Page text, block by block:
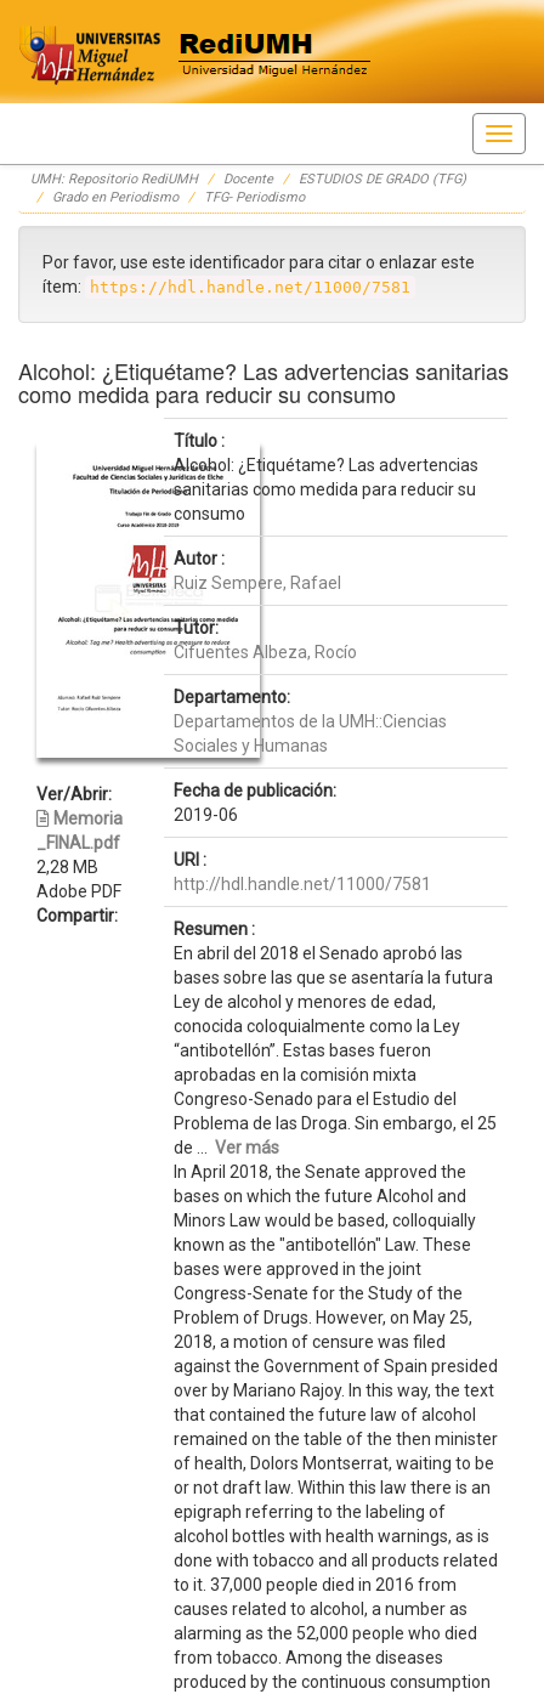
Skip
navigation
UMH: Repositorio RediUMH Docente
ESTUDIOS DE GRADO (TFG)
Grado en Periodismo
TFG- Periodismo
Por favor, use este identificador para citar o enlazar este
ítem:
https://hdl.handle.net/11000/7581
Alcohol: ¿Etiquétame? Las advertencias sanitarias
como medida para reducir su consumo
Ver/Abrir:
Memoria
_FINAL.pdf
2,28 MB
Adobe PDF
Compartir:
Título :
Alcohol: ¿Etiquétame? Las advertencias
sanitarias como medida para reducir su
consumo
Autor :
Ruiz Sempere, Rafael
Tutor:
Cifuentes Albeza, Rocío
Departamento:
Departamentos de la UMH::Ciencias
Sociales y Humanas
Fecha de publicación:
2019-06
URI :
http://hdl.handle.net/11000/7581
Resumen :
En abril del 2018 el Senado aprobó las
bases sobre las que se asentaría la futura
Ley de alcohol y menores de edad,
conocida coloquialmente como la Ley
“antibotellón”. Estas bases fueron
aprobadas en la comisión mixta
Congreso-Senado para el Estudio del
Problema de las Droga. Sin embargo, el 25
de ... Ver más
In April 2018, the Senate approved the
bases on which the future Alcohol and
Minors Law would be based, colloquially
known as the "antibotellón" Law. These
bases were approved in the joint
Congress-Senate for the Study of the
Problem of Drugs. However, on May 25,
2018, a motion of censure was filed
against the Government of Spain presided
over by Mariano Rajoy. In this way, the text
that contained the future law of alcohol
remained on the table of the then minister
of health, Dolors Montserrat, waiting to be
or not draft law. Within this law there is an
epigraph referring to the labeling of
alcohol bottles with health warnings, as is
done with tobacco and all products related
to it. 37,000 people died in 2016 from
causes related to alcohol, a number as
alarming as the 52,000 people who died
from tobacco. Among the diseases
produced by the continuous consumption